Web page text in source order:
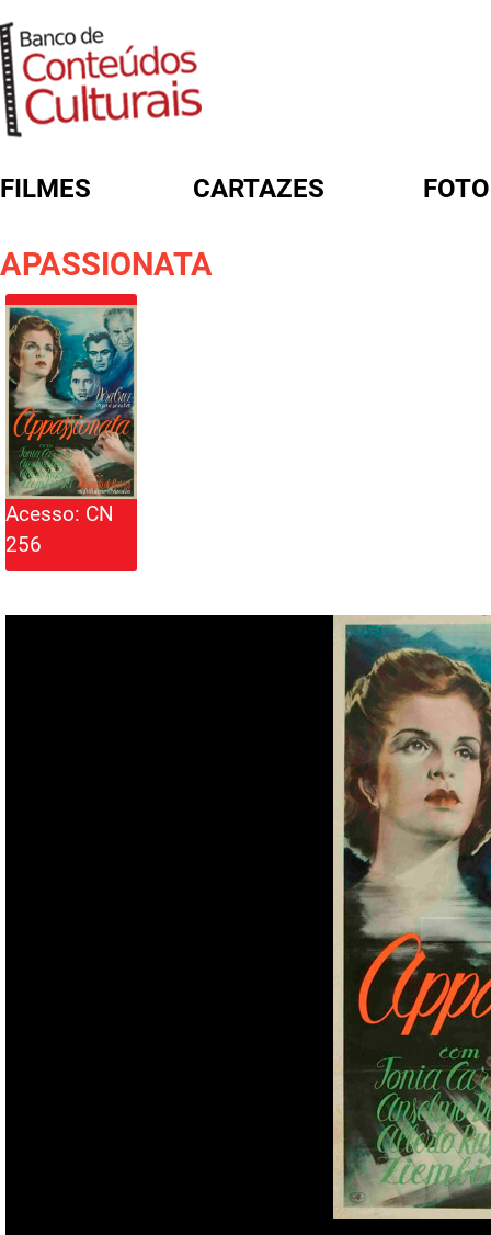
FILMES CARTAZES
APASSIONATA
Acesso: CN
256
FORMULÁRIO DE BUSCA